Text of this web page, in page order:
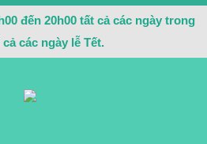
đến 20h00 tất cả các ngày trong
các ngày lễ Tết.